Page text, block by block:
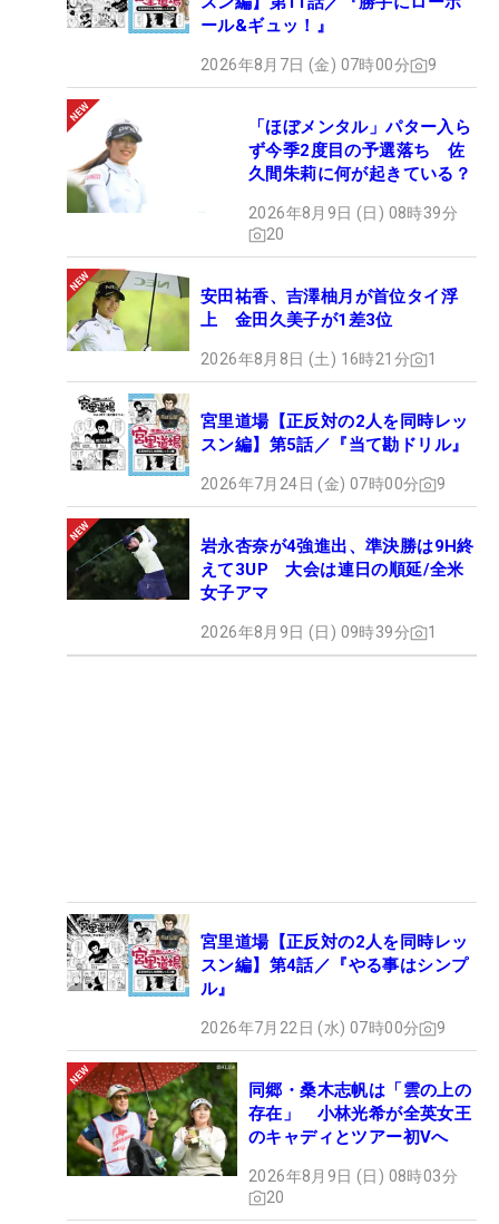
ール&ギュッ！』
2026年8月7日 (金) 07時00分 9
「ほぼメンタル」パター入ら
ず今季2度目の予選落ち 佐
久間朱莉に何が起きている？
2026年8月9日 (日) 08時39分
20
安田祐香、吉澤柚月が首位タイ浮
上 金田久美子が1差3位
2026年8月8日 (土) 16時21分 1
宮里道場【正反対の2人を同時レッ
スン編】第5話／『当て勘ドリル』
2026年7月24日 (金) 07時00分 9
岩永杏奈が4強進出、準決勝は9H終
えて3UP 大会は連日の順延/全米
女子アマ
2026年8月9日 (日) 09時39分 1
宮里道場【正反対の2人を同時レッ
スン編】第4話／『やる事はシンプ
ル』
2026年7月22日 (水) 07時00分 9
同郷・桑木志帆は「雲の上の
存在」 小林光希が全英女王
のキャディとツアー初Vへ
2026年8月9日 (日) 08時03分
20